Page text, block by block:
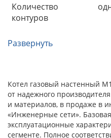
Количество
контуров
Развернуть
Котел газовый настенный
от надежного
и материалов, в продаже в
«Инженерные сети».
эксплуатационные
сегменте. Полное